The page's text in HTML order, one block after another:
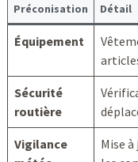
Préconisation Détail
Équipement
Sécurité
routière
Vigilance
Mise